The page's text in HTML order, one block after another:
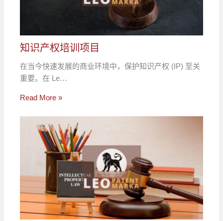
知识产权培训项目
在当今快速发展的商业环境中，保护知识产权 (IP) 至关
重要。在 Le…
Read More »